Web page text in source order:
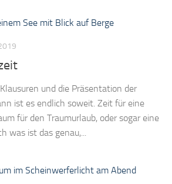
und die Präsentation der
ist es endlich soweit. Zeit für eine
für den Traumurlaub, oder sogar eine
was ist das genau,...